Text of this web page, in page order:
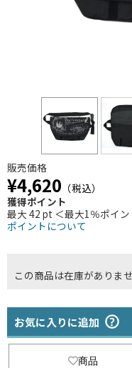
販売価格
¥4,620 （税込）
獲得ポイント
最大 42 pt ＜最大1％ポイ
ポイントについて
この商品は在庫がありませ
お気に入りに追加
商品